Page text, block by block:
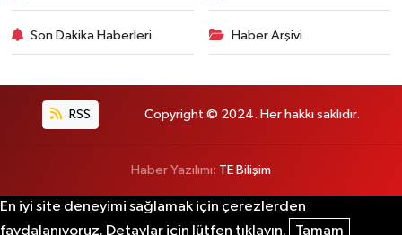
Son Dakika Haberleri Haber Arşivi
RSS Copyright © 2024. Her hakkı saklıdır.
Haber Yazılımı: TE Bilişim
En iyi site deneyimi sağlamak için çerezlerden
faydalanıyoruz. Detaylar için lütfen tıklayın.
Tamam